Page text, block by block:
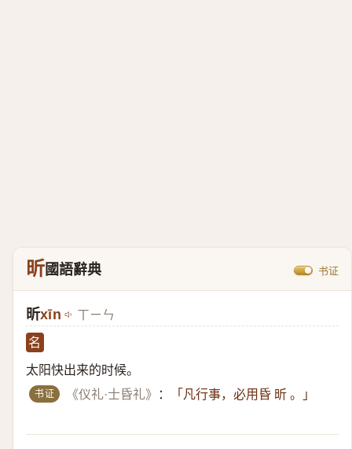
昕國語辭典 书证
昕xīn ㄒㄧㄣ
名
太阳快出来的时候。
书证 《仪礼·士昏礼》 ： 「凡行事，必用昏 昕 。」